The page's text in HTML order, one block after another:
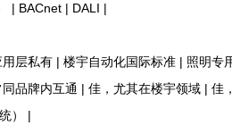
| BACnet | DALI |
层私有 | 楼宇自动化国际标准 | 照明专
品牌内互通 | 佳，尤其在楼宇领域 | 佳
） |